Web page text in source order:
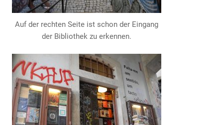
Auf der rechten Seite ist schon der Eingang
der Bibliothek zu erkennen.